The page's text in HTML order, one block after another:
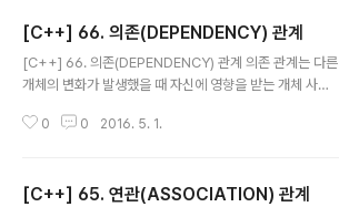
[C++] 66. 의존(DEPENDENCY) 관계
[C++] 66. 의존(DEPENDENCY) 관계 의존 관계는 다른
개체의 변화가 발생했을 때 자신에 영향을 받는 개체 사이
존 관계로 표현합니다. GUI(Graphic User Interface)
컨트롤을 통해 사용자가 개체의 속성을 입력하면 의존 관
0 0 2016. 5. 1.
[C++] 65. 연관(ASSOCIATION) 관계